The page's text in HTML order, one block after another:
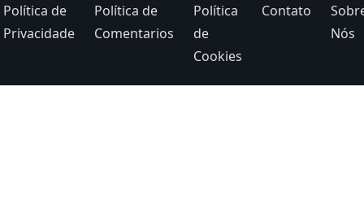
Política de
Privacidade
Política de
Comentarios
Política
de
Cookies
Contato
Nós